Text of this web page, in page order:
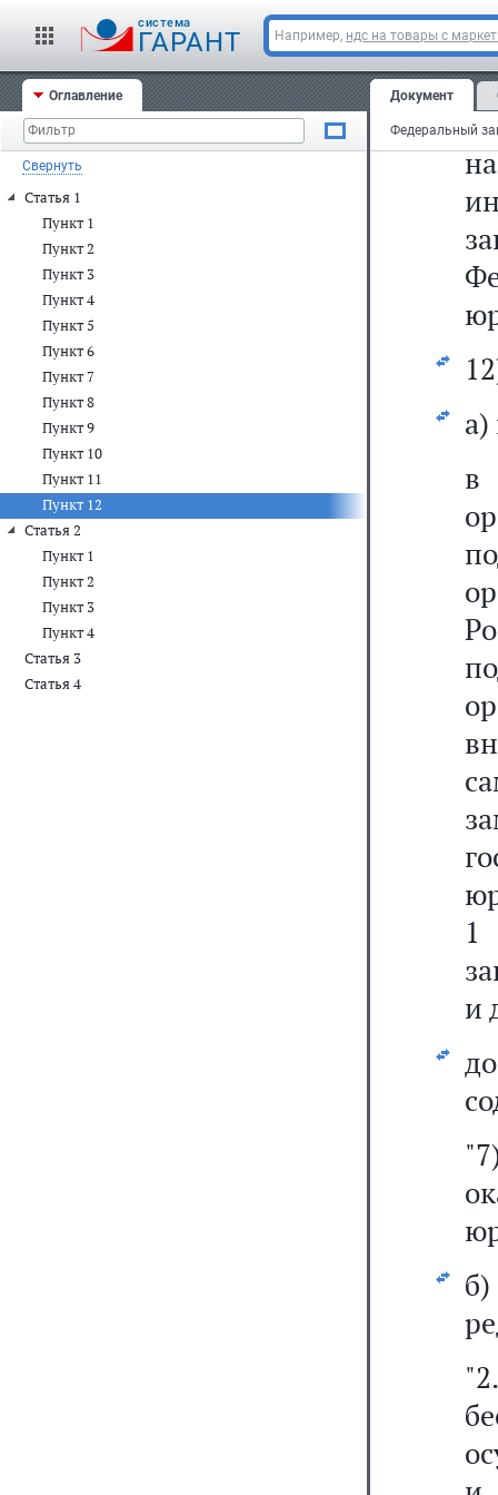
cистема
ГАРАНТ Например, ндс на товары с
Оглавление
Свернуть
Статья 1
Пункт 1
Пункт 2
Пункт 3
Пункт 4
Пункт 5
Пункт 6
Пункт 7
Пункт 8
Пункт 9
Пункт 10
Пункт 11
Пункт 12
Статья 2
Пункт 1
Пункт 2
Пункт 3
Пункт 4
Статья 3
Статья 4
Документ
1
и